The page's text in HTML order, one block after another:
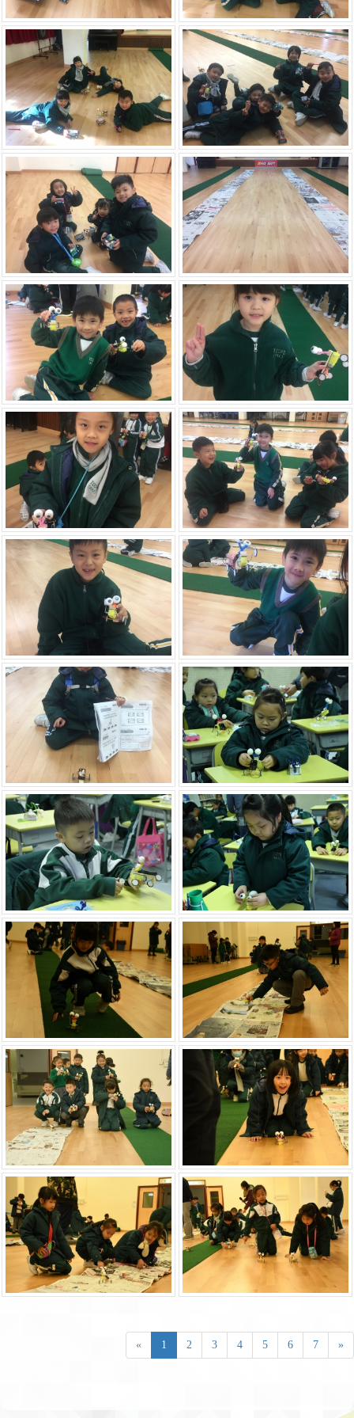
« 1 2 3 4 5 6 7 »